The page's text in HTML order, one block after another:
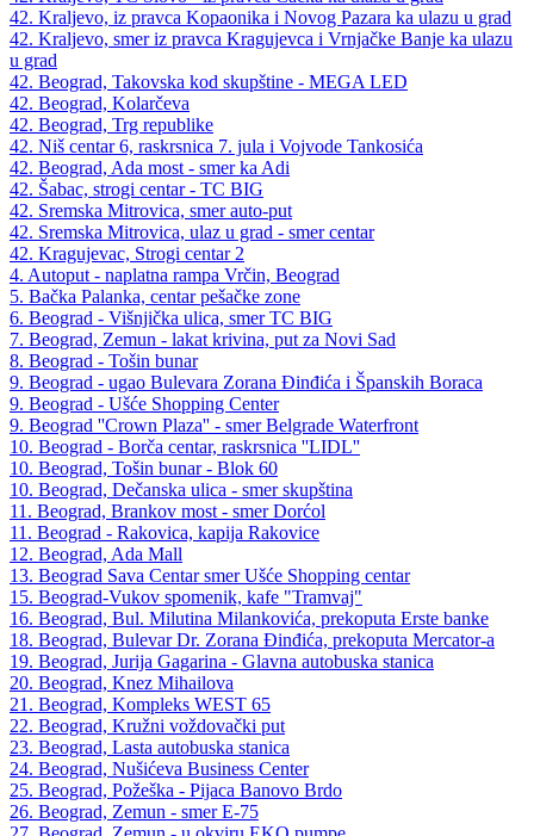
42. Kraljevo, iz pravca Kopaonika i Novog Pazara ka ulazu u grad
42. Kraljevo, smer iz pravca Kragujevca i Vrnjačke Banje ka ulazu
u grad
42. Beograd, Takovska kod skupštine - MEGA LED
42. Beograd, Kolarčeva
42. Beograd, Trg republike
42. Niš centar 6, raskrsnica 7. jula i Vojvode Tankosića
42. Beograd, Ada most - smer ka Adi
42. Šabac, strogi centar - TC BIG
42. Sremska Mitrovica, smer auto-put
42. Sremska Mitrovica, ulaz u grad - smer centar
42. Kragujevac, Strogi centar 2
4. Autoput - naplatna rampa Vrčin, Beograd
5. Bačka Palanka, centar pešačke zone
6. Beograd - Višnjička ulica, smer TC BIG
7. Beograd, Zemun - lakat krivina, put za Novi Sad
8. Beograd - Tošin bunar
9. Beograd - ugao Bulevara Zorana Đinđića i Španskih Boraca
9. Beograd - Ušće Shopping Center
9. Beograd ''Crown Plaza'' - smer Belgrade Waterfront
10. Beograd - Borča centar, raskrsnica ''LIDL''
10. Beograd, Tošin bunar - Blok 60
10. Beograd, Dečanska ulica - smer skupština
11. Beograd, Brankov most - smer Dorćol
11. Beograd - Rakovica, kapija Rakovice
12. Beograd, Ada Mall
13. Beograd Sava Centar smer Ušće Shopping centar
15. Beograd-Vukov spomenik, kafe "Tramvaj"
16. Beograd, Bul. Milutina Milankovića, prekoputa Erste banke
18. Beograd, Bulevar Dr. Zorana Đinđića, prekoputa Mercator-a
19. Beograd, Jurija Gagarina - Glavna autobuska stanica
20. Beograd, Knez Mihailova
21. Beograd, Kompleks WEST 65
22. Beograd, Kružni voždovački put
23. Beograd, Lasta autobuska stanica
24. Beograd, Nušićeva Business Center
25. Beograd, Požeška - Pijaca Banovo Brdo
26. Beograd, Zemun - smer E-75